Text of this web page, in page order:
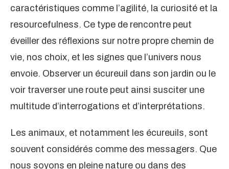
caractéristiques comme l’agilité, la curiosité et la
resourcefulness. Ce type de rencontre peut
éveiller des réflexions sur notre propre chemin de
vie, nos choix, et les signes que l’univers nous
envoie. Observer un écureuil dans son jardin ou le
voir traverser une route peut ainsi susciter une
multitude d’interrogations et d’interprétations.
Les animaux, et notamment les écureuils, sont
souvent considérés comme des messagers. Que
nous soyons en pleine nature ou dans des